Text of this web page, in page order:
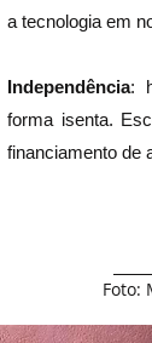
a tecnologia em
Independência:
forma isenta.
financiamento de
Foto: